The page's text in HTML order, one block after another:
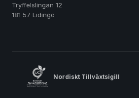
Tryffelslingan 12
181 57 Lidingö
Nordiskt Tillväxtsigill